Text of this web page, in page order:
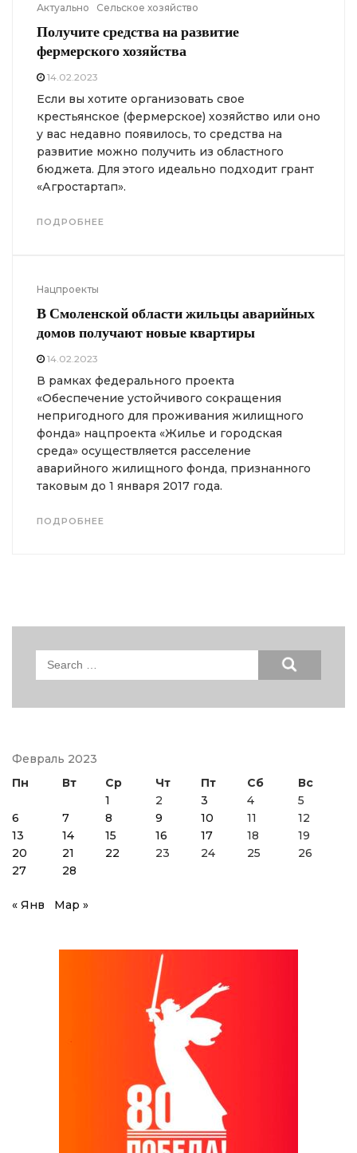
Актуально Сельское хозяйство
Получите средства на развитие
фермерского хозяйства
14.02.2023
Если вы хотите организовать свое
крестьянское (фермерское) хозяйство или оно
у вас недавно появилось, то средства на
развитие можно получить из областного
бюджета. Для этого идеально подходит грант
«Агростартап».
ПОДРОБНЕЕ
Нацпроекты
В Смоленской области жильцы аварийных
домовполучают новые квартиры
14.02.2023
В рамках федерального проекта
«Обеспечение устойчивого сокращения
непригодного для проживания жилищного
фонда» нацпроекта «Жилье и городская
среда» осуществляется расселение
аварийного жилищного фонда, признанного
таковым до 1 января 2017 года.
ПОДРОБНЕЕ
Search
Февраль 2023
Пн
Вт Ср Чт Пт Сб
Вс
1
2 3 4
5
6
7 8 9 10 11
12
13
14 15 16 17 18
19
20
21 22 23 24 25
26
27
28
« Янв Мар »